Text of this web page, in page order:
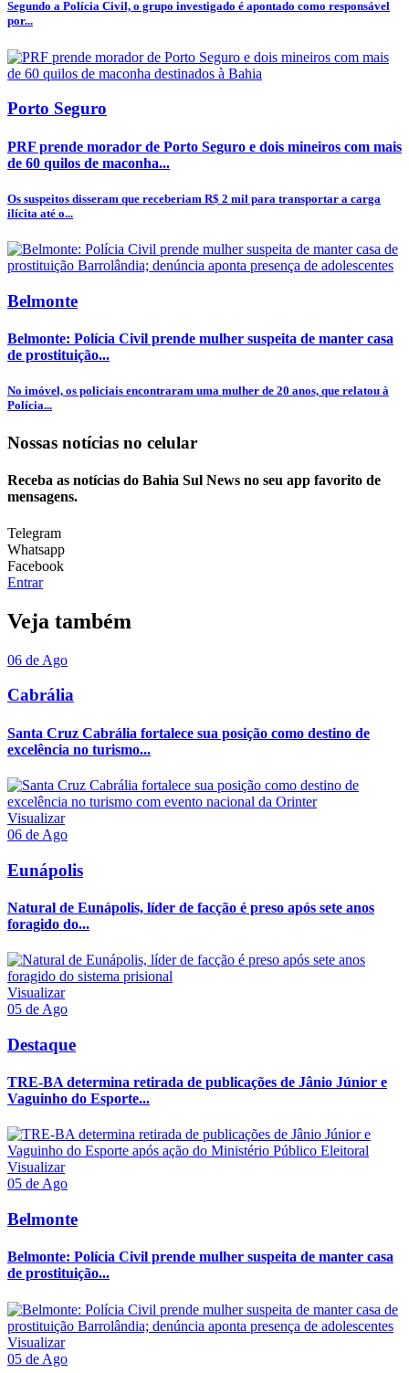
Segundo a Polícia Civil, o grupo investigado é apontado como responsável
por...
Porto Seguro
PRF prende morador de Porto Seguro e dois mineiros com mais
de 60 quilos de maconha...
Os suspeitos disseram que receberiam R$ 2 mil para transportar a carga
ilícita até o...
Belmonte
Belmonte: Polícia Civil prende mulher suspeita de manter casa
de prostituição...
No imóvel, os policiais encontraram uma mulher de 20 anos, que relatou à
Polícia...
Nossas notícias no celular
Receba as notícias do Bahia Sul News no seu app favorito de
mensagens.
Telegram
Whatsapp
Facebook
Entrar
Veja também
06 de Ago
Cabrália
Santa Cruz Cabrália fortalece sua posição como destino de
excelência no turismo...
Visualizar
06 de Ago
Eunápolis
Natural de Eunápolis, líder de facção é preso após sete anos
foragido do...
Visualizar
05 de Ago
Destaque
TRE-BA determina retirada de publicações de Jânio Júnior e
Vaguinho do Esporte...
Visualizar
05 de Ago
Belmonte
Belmonte: Polícia Civil prende mulher suspeita de manter casa
de prostituição...
Visualizar
05 de Ago